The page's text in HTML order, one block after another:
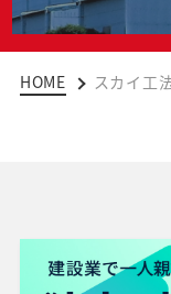
HOME スカイ工